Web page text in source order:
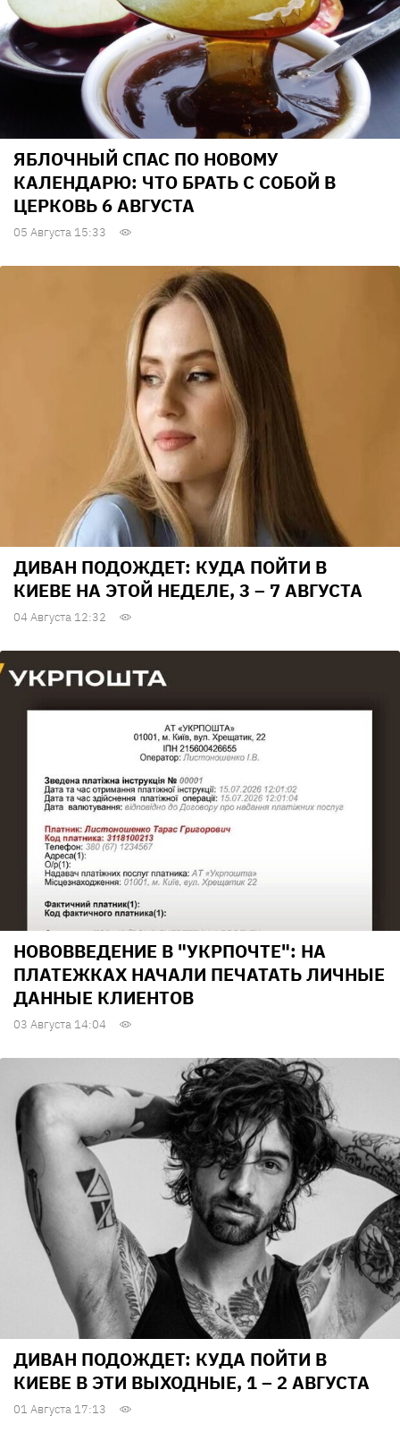
ЯБЛОЧНЫЙ СПАС ПО НОВОМУ
КАЛЕНДАРЮ: ЧТО БРАТЬ С СОБОЙ В
ЦЕРКОВЬ 6 АВГУСТА
05 Августа 15:33
ДИВАН ПОДОЖДЕТ: КУДА ПОЙТИ В
КИЕВЕ НА ЭТОЙ НЕДЕЛЕ, 3 – 7 АВГУСТА
04 Августа 12:32
НОВОВВЕДЕНИЕ В "УКРПОЧТЕ": НА
ПЛАТЕЖКАХ НАЧАЛИ ПЕЧАТАТЬ ЛИЧНЫЕ
ДАННЫЕ КЛИЕНТОВ
03 Августа 14:04
ДИВАН ПОДОЖДЕТ: КУДА ПОЙТИ В
КИЕВЕ В ЭТИ ВЫХОДНЫЕ, 1 – 2 АВГУСТА
01 Августа 17:13